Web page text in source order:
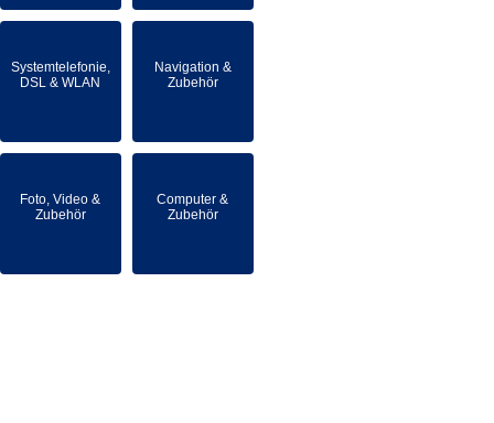
Systemtelefonie,
DSL & WLAN
Navigation &
Zubehör
Foto, Video &
Zubehör
Computer &
Zubehör